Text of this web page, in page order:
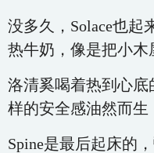
没多久，Solace也起
热牛奶，像是把小木
洛清奚喝着热到心
样的安全感油然而生
Spine是最后起床的